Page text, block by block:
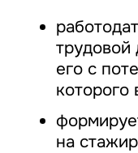
трудовой
его с
которого
на